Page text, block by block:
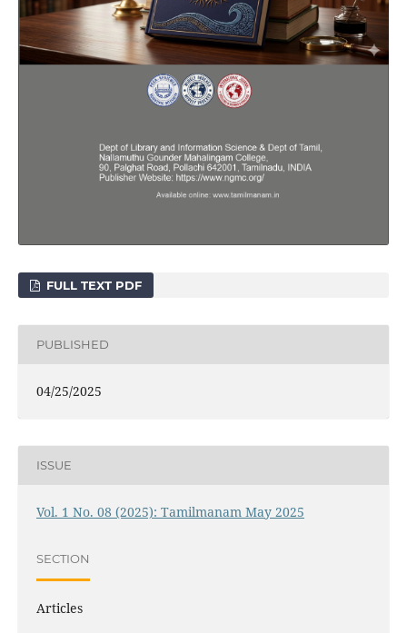
FULL TEXT PDF
PUBLISHED
04/25/2025
ISSUE
Vol. 1 No. 08 (2025): Tamilmanam May 2025
SECTION
Articles